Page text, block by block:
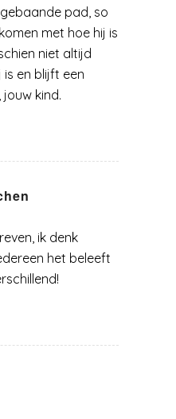
pad, so
met hoe hij is
niet altijd
is en blijft een
kind.
ik denk
het beleeft